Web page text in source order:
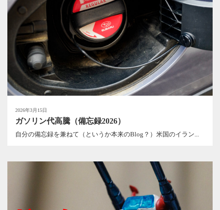
2026年3月15日
ガソリン代高騰（備忘録2026）
自分の備忘録を兼ねて（というか本来のBlog？）米国のイラン...